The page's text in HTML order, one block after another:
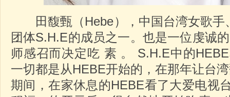
田馥甄（Hebe），中国台湾女歌手
团体S.H.E的成员之一。也是一位虔诚
师感召而决定吃 素 。 S.H.E中的
一切都是从HEBE开始的，在那年让台
期间，在家休息的HEBE看了大爱电视